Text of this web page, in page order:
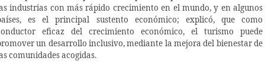
industrias con más rápido crecimiento en el mundo, y en algunos
es el principal sustento económico; explicó, que como
eficaz del crecimiento económico, el turismo puede
un desarrollo inclusivo, mediante la mejora del bienestar de
comunidades acogidas.